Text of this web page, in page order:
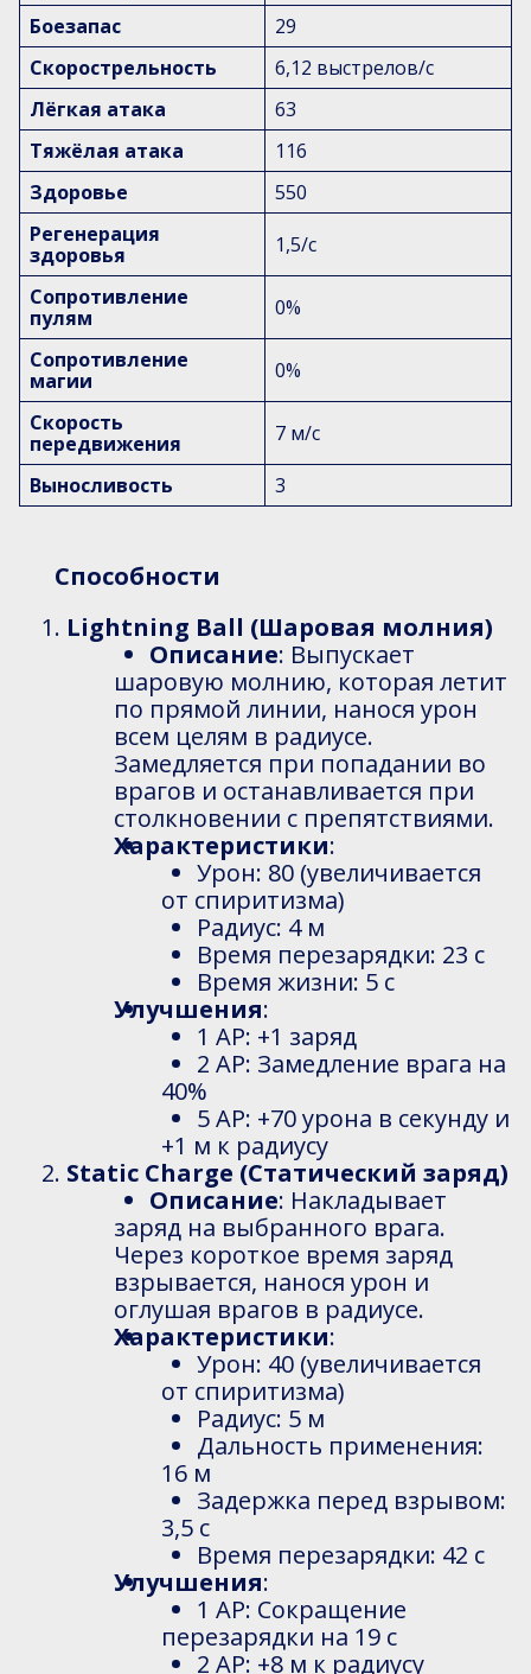
Боезапас
29
Скорострельность
6,12 выстрелов/с
Лёгкая атака
63
Тяжёлая атака
116
Здоровье
550
Регенерация
здоровья
1,5/с
Сопротивление
пулям
0%
Сопротивление
магии
0%
Скорость
передвижения
7 м/с
Выносливость
3
Способности
Lightning Ball (Шаровая молния)
Описание: Выпускает
шаровую молнию, которая летит
по прямой линии, нанося урон
всем целям в радиусе.
Замедляется при попадании во
врагов и останавливается при
столкновении с препятствиями.
Характеристики:
Урон: 80 (увеличивается
от спиритизма)
Радиус: 4 м
Время перезарядки: 23 с
Время жизни: 5 с
Улучшения:
1 AP: +1 заряд
2 AP: Замедление врага на
40%
5 AP: +70 урона в секунду и
+1 м к радиусу
Static Charge (Статический заряд)
Описание: Накладывает
заряд на выбранного врага.
Через короткое время заряд
взрывается, нанося урон и
оглушая врагов в радиусе.
Характеристики:
Урон: 40 (увеличивается
от спиритизма)
Радиус: 5 м
Дальность применения:
16 м
Задержка перед взрывом:
3,5 с
Время перезарядки: 42 с
Улучшения:
1 AP: Сокращение
перезарядки на 19 с
2 AP: +8 м к радиусу